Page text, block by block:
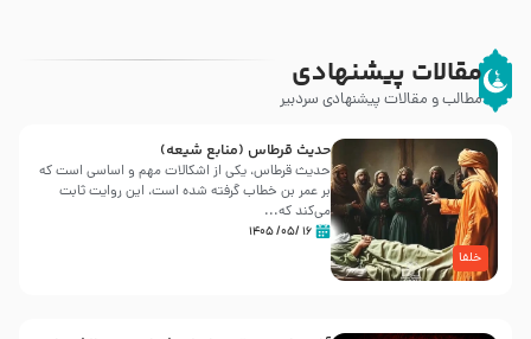
مقالات پیشنهادی
مطالب و مقالات پیشنهادی سردبیر
خلفا
حدیث قرطاس (منابع شیعه)
حدیث قرطاس، یکی از اشکالات مهم و اساسی است که
بر عمر بن خطاب گرفته شده است، این روایت ثابت
می‌کند که...
۱۶ /۰۵/ ۱۴۰۵